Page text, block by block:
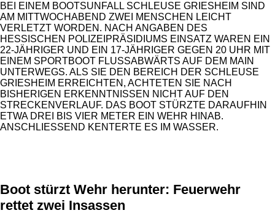
BEI EINEM BOOTSUNFALL SCHLEUSE GRIESHEIM SIND
AM MITTWOCHABEND ZWEI MENSCHEN LEICHT
VERLETZT WORDEN. NACH ANGABEN DES
HESSISCHEN POLIZEIPRÄSIDIUMS EINSATZ WAREN EIN
22-JÄHRIGER UND EIN 17-JÄHRIGER GEGEN 20 UHR MIT
EINEM SPORTBOOT FLUSSABWÄRTS AUF DEM MAIN
UNTERWEGS. ALS SIE DEN BEREICH DER SCHLEUSE
GRIESHEIM ERREICHTEN, ACHTETEN SIE NACH
BISHERIGEN ERKENNTNISSEN NICHT AUF DEN
STRECKENVERLAUF. DAS BOOT STÜRZTE DARAUFHIN
ETWA DREI BIS VIER METER EIN WEHR HINAB.
ANSCHLIESSEND KENTERTE ES IM WASSER.
Boot stürzt Wehr herunter: Feuerwehr
rettet zwei Insassen